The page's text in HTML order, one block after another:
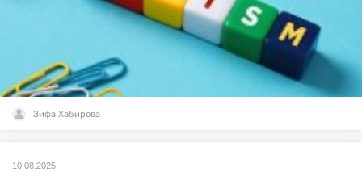
Зифа Хабирова
10.08.2025